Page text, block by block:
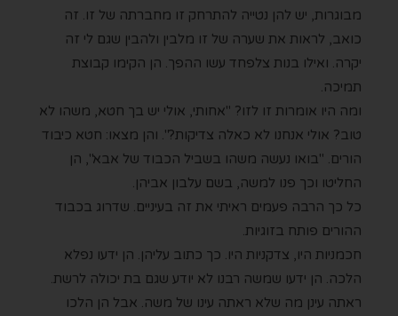
מבוגרות, יש להן נטייה להתרחק זו מחברתה של זו. זה
כואב, לראות את שערה של זו מלבין ולהבין שגם לי זה
יקרה. ואילו בנות צלפחד עשו ההפך. הן הקימו קבוצת
תמיכה.
ומה היו אומרות זו לזו? "אחותי, אולי יש בך חטא, משהו לא
טוב? אולי אנחנו לא כאלה צדיקות?". והן מצאו: חטא כיבוד
הורים. "בואו נעשה משהו בשביל הכבוד של אבא", הן
החליטו וכך פנו למשה, בשם עלבון אביהן.
כל כך הרבה פעמים ראיתי את זה בעיניים. שדרוג בכבוד
ההורים פותח בזוגיות.
חכמניות היו, צדקניות היו. כך כתוב עליהן. הן ידעו נפלא
הלכה. הן ידעו שמשה רבנו לא יודע שגם בת יכולה לרשת.
ראתה עינן מה שלא ראתה עינו של משה. אבל הן הלכו